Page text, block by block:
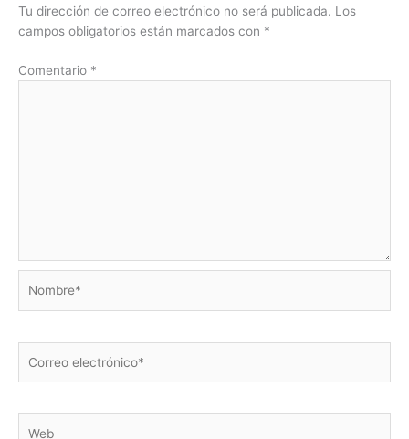
Tu dirección de correo electrónico no será publicada. Los
campos obligatorios están marcados con *
Comentario *
electrónico*